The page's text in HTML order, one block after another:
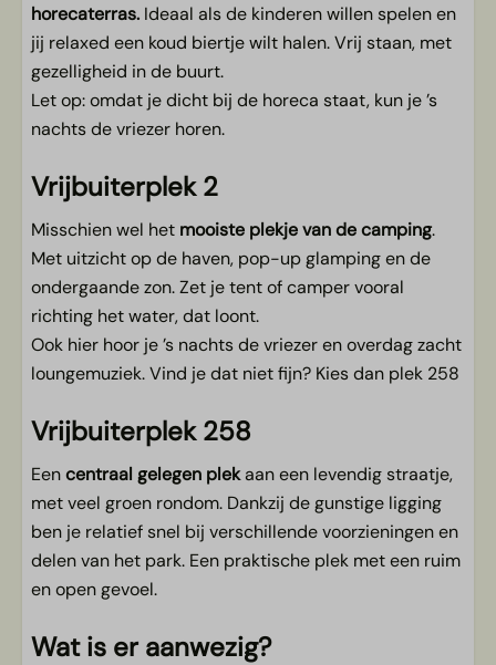
horecaterras. Ideaal als de kinderen willen spelen en
jij relaxed een koud biertje wilt halen. Vrij staan, met
gezelligheid in de buurt.
Let op: omdat je dicht bij de horeca staat, kun je ’s
nachts de vriezer horen.
Vrijbuiterplek 2
Misschien wel het mooiste plekje van de camping.
Met uitzicht op de haven, pop-up glamping en de
ondergaande zon. Zet je tent of camper vooral
richting het water, dat loont.
Ook hier hoor je ’s nachts de vriezer en overdag zacht
loungemuziek. Vind je dat niet fijn? Kies dan plek 258
Vrijbuiterplek 258
Eencentraal gelegen plekaan een levendig straatje,
met veel groen rondom. Dankzij de gunstige ligging
ben je relatief snel bij verschillende voorzieningen en
delen van het park. Een praktische plek met een ruim
en open gevoel.
Wat is er aanwezig?